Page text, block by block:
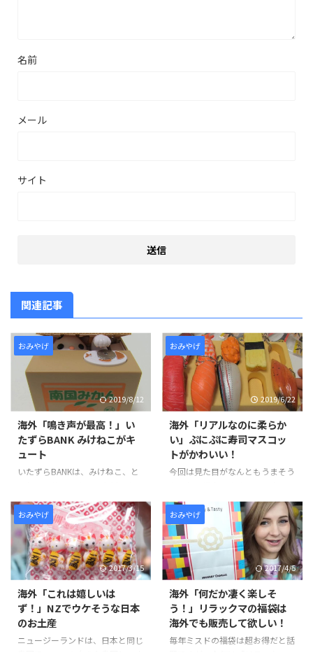
名前
メール
サイト
関連記事
おみやげ
2019/8/12
海外「鳴き声が最高！」い
たずらBANK みけねこがキ
ュート
いたずらBANKは、みけねこ、と
ラクターのものも登場していま
す。乾電池を入れ、魚の皿にお金
をセットし、ボタンを押すと猫が
箱からちょっぴり顔を出します。
泣き声やちょっぴり顔を出す仕草
がかわいらしく、人気を集めてい
る貯金箱です。 貯金できる額は
そこまで多くはないようですが、
可愛さのあまりついついお金を入
れてしまい気づいたら溜ってい
る、そんな状況になりそうです
おみやげ
2019/6/22
海外「リアルなのに柔らか
い」ぷにぷに寿司マスコッ
トがかわいい！
今回は見た目がなんともうまそう
「ぷにぷに寿司マスコット」。
日本の伝統食の握り寿司がマスコ
ットに…というコンセプトのも
と、 本物そっくりに作られたユ
ニークグッズです。 スライスさ
れた厚みのあるすしネタのにぎり
寿司と軍艦巻きが特徴的で、 ネ
タも大きくボリューム感がありま
す！ さらに、ぷにぷに触感がと
っても気持ちよく、ずっと触って
いたい感じに仕上がっています。
おみやげ
2017/3/15
海外「これは嬉しいは
ず！」NZでウケそうな日本
のお土産
ニュージーランドは、日本と同じ
おみやげ
2017/4/5
海外「何だか凄く楽しそ
う！」リラックマの福袋は
海外でも販売して欲しい！
毎年ミスドの福袋は超お得だと話